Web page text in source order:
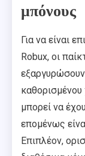
μπόνους
Για να είναι
Robux, οι
καθορισμένου
μπορεί να
επομένως
Επιπλέον,